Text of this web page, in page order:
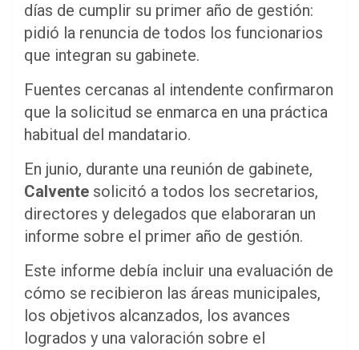
días de cumplir su primer año de gestión:
pidió la renuncia de todos los funcionarios
que integran su gabinete.
Fuentes cercanas al intendente confirmaron
que la solicitud se enmarca en una práctica
habitual del mandatario.
En junio, durante una reunión de gabinete,
Calvente solicitó a todos los secretarios,
directores y delegados que elaboraran un
informe sobre el primer año de gestión.
Este informe debía incluir una evaluación de
cómo se recibieron las áreas municipales,
los objetivos alcanzados, los avances
logrados y una valoración sobre el